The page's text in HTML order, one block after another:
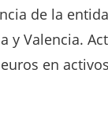
de la
y Valencia.
en